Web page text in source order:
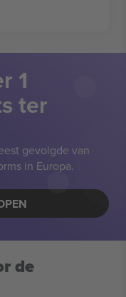
1
ter
gevolgde van
in Europa.
de